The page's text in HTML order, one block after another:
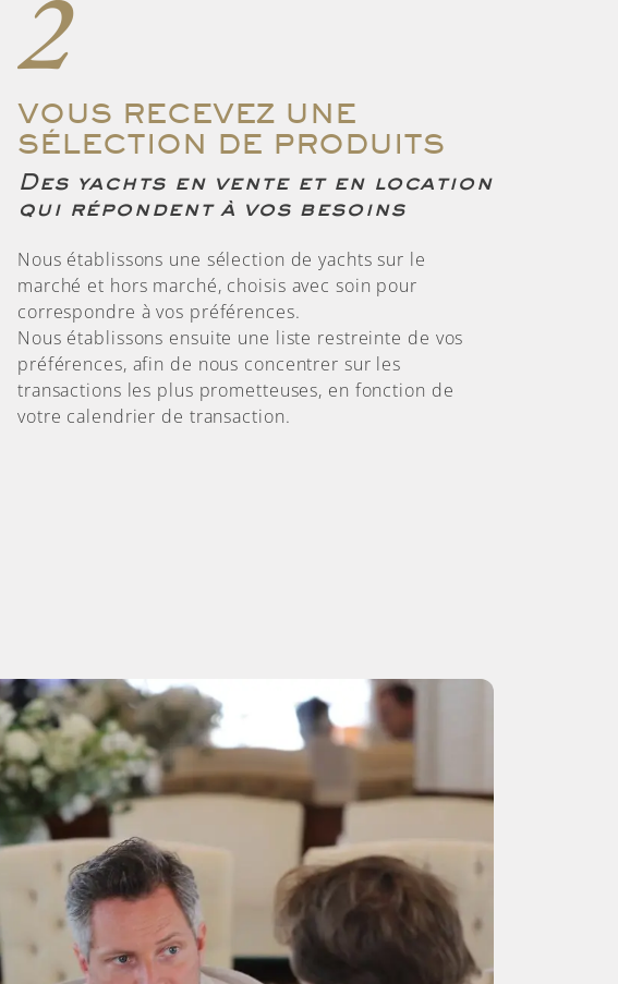
2
VOUS RECEVEZ UNE
SÉLECTION DE PRODUITS
Des yachts en vente et en location
qui répondent à vos besoins
Nous établissons une sélection de yachts sur le
marché et hors marché, choisis avec soin pour
correspondre à vos préférences.
Nous établissons ensuite une liste restreinte de vos
préférences, afin de nous concentrer sur les
transactions les plus prometteuses, en fonction de
votre calendrier de transaction.